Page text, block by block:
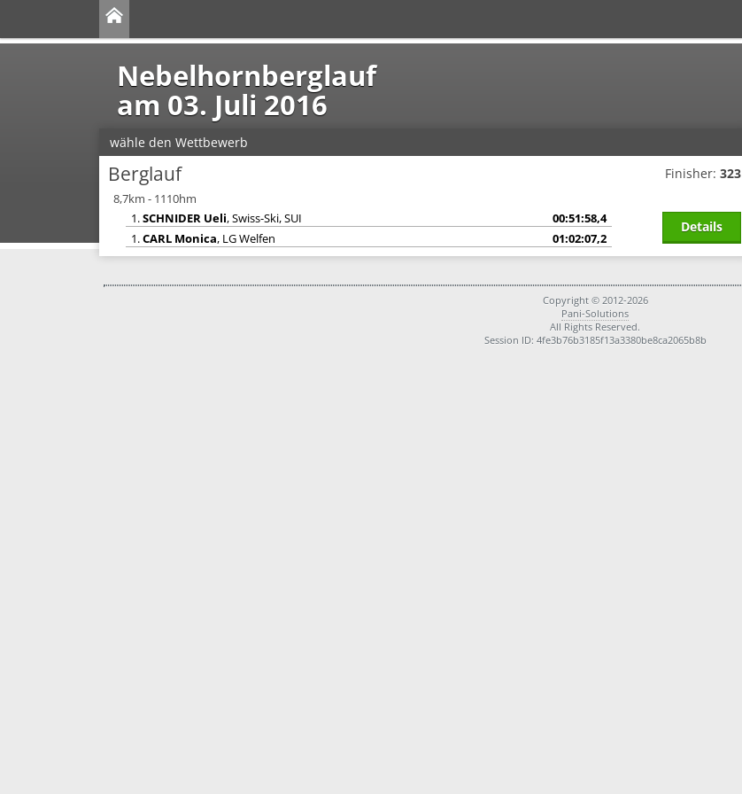
Nebelhornberglauf
am 03. Juli 2016
wähle den Wettbewerb
Berglauf
8,7km - 1110hm
1.SCHNIDER Ueli, Swiss-Ski, SUI
00:51:58,4
1.CARL Monica, LG Welfen 01:02:07,2
Finisher: 323
Details
Copyright © 2012-2026
Pani-Solutions
All Rights Reserved.
Session ID: 4fe3b76b3185f13a3380be8ca2065b8b